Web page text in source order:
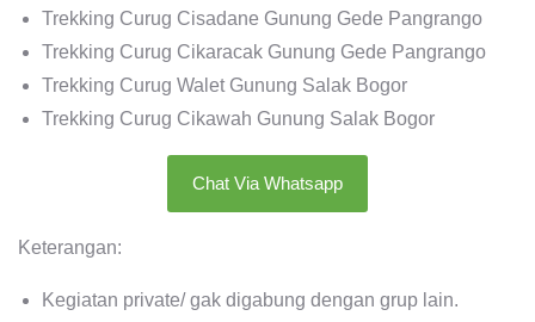
Trekking Curug Cisadane Gunung Gede Pangrango
Trekking Curug Cikaracak Gunung Gede Pangrango
Trekking Curug Walet Gunung Salak Bogor
Trekking Curug Cikawah Gunung Salak Bogor
Chat Via Whatsapp
Keterangan:
Kegiatan private/ gak digabung dengan grup lain.